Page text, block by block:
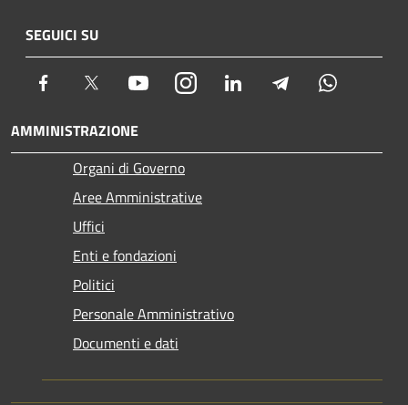
SEGUICI SU
Facebook Twitter YoutubeInstagram LinkedIn Telegram
AMMINISTRAZIONE
Organi di Governo
Aree Amministrative
Uffici
Enti e fondazioni
Politici
Personale Amministrativo
Documenti e dati